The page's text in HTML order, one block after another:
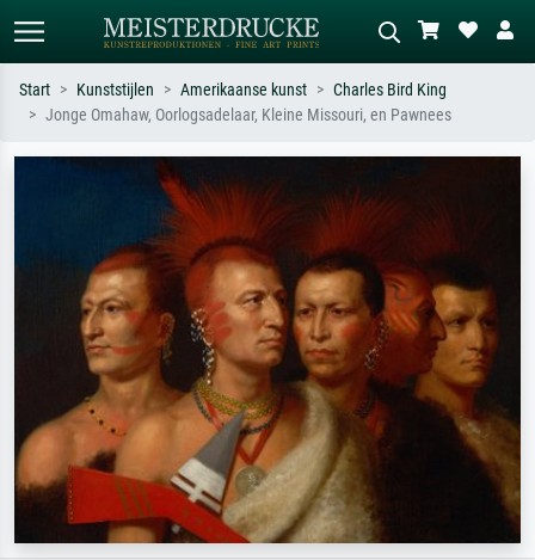
Zoek op kunstenaar, titel of stijl – bijv.
Monet, Sterrennacht, impressionisme,
Hokusai-golf, naakt.
weide, abstract met veel rood, donker
olieverfschilderij, staand naakt naast
Start Kunststijlen Amerikaanse kunst
Charles Bird King
Jonge Omahaw, Oorlogsadelaar, Kleine Missouri, en Pawnees